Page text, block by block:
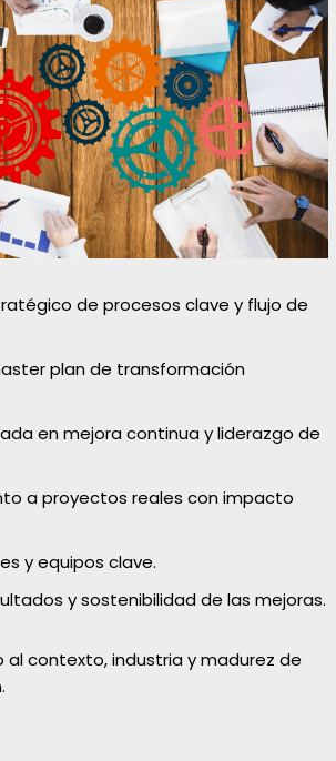
de procesos clave y flujo de
plan de transformación
en mejora continua y liderazgo de
a proyectos reales con impacto
y equipos clave.
y sostenibilidad de las mejoras.
contexto, industria y madurez de